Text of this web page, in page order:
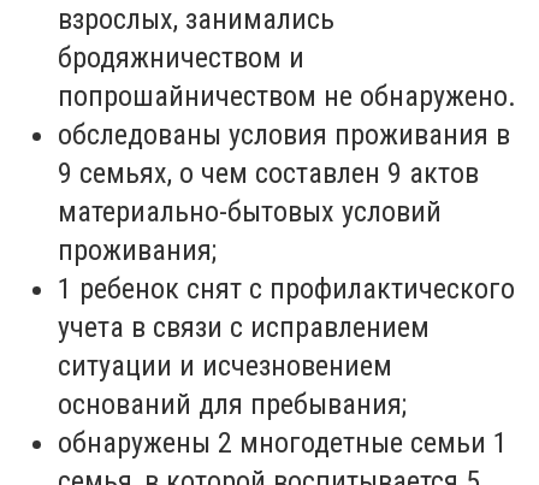
взрослых, занимались
бродяжничеством и
попрошайничеством не обнаружено.
обследованы условия проживания в
9 семьях, о чем составлен 9 актов
материально-бытовых условий
проживания;
1 ребенок снят с профилактического
учета в связи с исправлением
ситуации и исчезновением
оснований для пребывания;
обнаружены 2 многодетные семьи 1